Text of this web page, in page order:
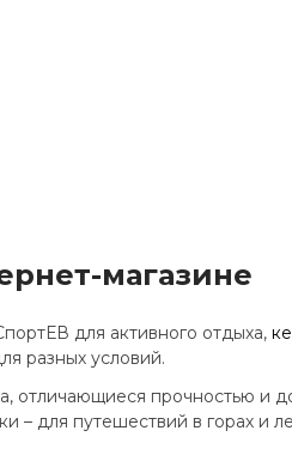
магазине
для активного отдыха,
разных условий.
отличающиеся прочностью и
– для путешествий в горах и